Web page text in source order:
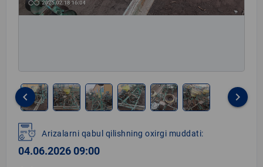
1
of
6
keyboard_arrow_left keyboard_arrow_right
Arizalarni qabul qilishning oxirgi muddati:
04.06.2026 09:00